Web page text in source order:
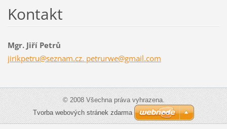
Kontakt
Mgr. Jiří Petrů
jirikpetru@seznam.cz. petrurwe@gmail.com
© 2008 Všechna práva vyhrazena.
Tvorba webových stránek zdarma